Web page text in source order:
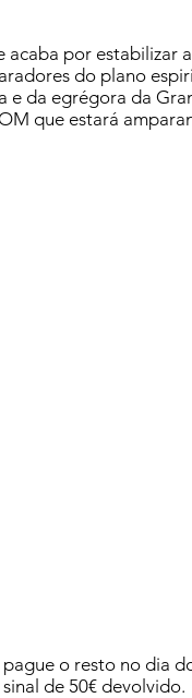
por estabilizar
do plano
da egrégora da
que estará
o resto no dia
de 50€ devolvido.